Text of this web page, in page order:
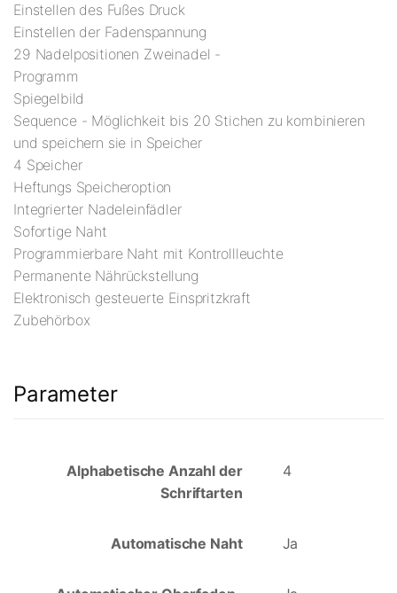
Einstellen des Fußes Druck
Einstellen der Fadenspannung
29 Nadelpositionen Zweinadel -
Programm
Spiegelbild
Sequence - Möglichkeit bis 20 Stichen zu kombinieren
und speichern sie in Speicher
4 Speicher
Heftungs Speicheroption
Integrierter Nadeleinfädler
Sofortige Naht
Programmierbare Naht mit Kontrollleuchte
Permanente Nährückstellung
Elektronisch gesteuerte Einspritzkraft
Zubehörbox
Parameter
Alphabetische Anzahl der
Schriftarten
4
Automatische Naht Ja